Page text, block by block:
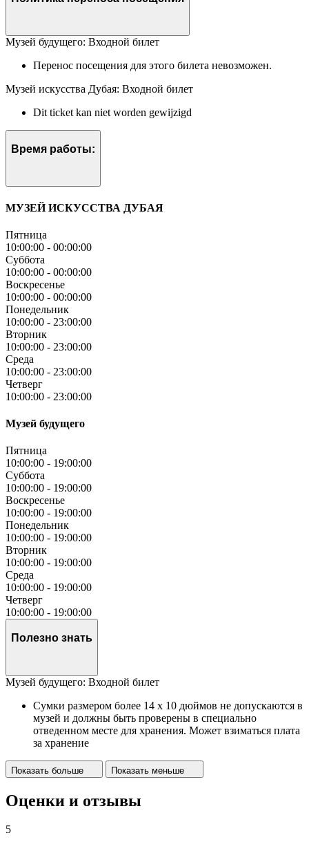
Музей будущего: Входной билет
Перенос посещения для этого билета невозможен.
Музей искусства Дубая: Входной билет
Dit ticket kan niet worden gewijzigd
Время работы:
МУЗЕЙ ИСКУССТВА ДУБАЯ
Пятница
10:00:00 - 00:00:00
Суббота
10:00:00 - 00:00:00
Воскресенье
10:00:00 - 00:00:00
Понедельник
10:00:00 - 23:00:00
Вторник
10:00:00 - 23:00:00
Среда
10:00:00 - 23:00:00
Четверг
10:00:00 - 23:00:00
Музей будущего
Пятница
10:00:00 - 19:00:00
Суббота
10:00:00 - 19:00:00
Воскресенье
10:00:00 - 19:00:00
Понедельник
10:00:00 - 19:00:00
Вторник
10:00:00 - 19:00:00
Среда
10:00:00 - 19:00:00
Четверг
10:00:00 - 19:00:00
Полезно знать
Музей будущего: Входной билет
Сумки размером более 14 x 10 дюймов не допускаются в
музей и должны быть проверены в специально
отведенном месте для хранения. Может взиматься плата
за хранение
Показать больше Показать меньше
Оценки и отзывы
5